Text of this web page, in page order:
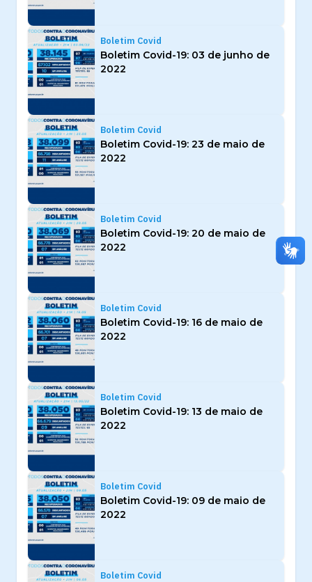
Boletim Covid
Boletim Covid-19: 03 de junho de
2022
Boletim Covid
Boletim Covid-19: 23 de maio de
2022
Boletim Covid
Boletim Covid-19: 20 de maio de
2022
Boletim Covid
Boletim Covid-19: 16 de maio de
2022
Boletim Covid
Boletim Covid-19: 13 de maio de
2022
Boletim Covid
Boletim Covid-19: 09 de maio de
2022
Boletim Covid